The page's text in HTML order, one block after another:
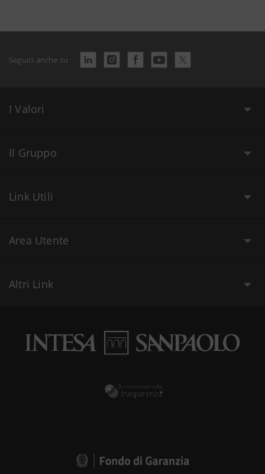
Seguici anche su
I Valori
Il Gruppo
Link Utili
Area Utente
Altri Link